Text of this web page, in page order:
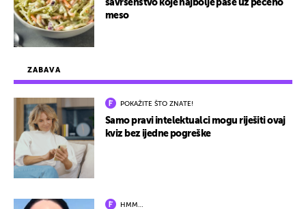
ZABAVA
POKAŽITE ŠTO ZNATE!
Samo pravi intelektualci mogu riješiti ovaj
kviz bez ijedne pogreške
HMM…
savršenstvo koje najbolje paše uz pečeno
meso